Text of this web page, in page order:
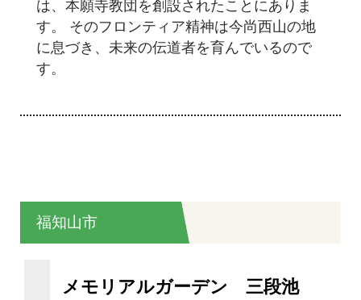
は、本願寺教団を創設されたことにありま
す。 そのフロンティア精神は今尚西山の地
に息づき、未来の伝道者を育んでいるので
す。
福知山市
メモリアルガーデン 三段池